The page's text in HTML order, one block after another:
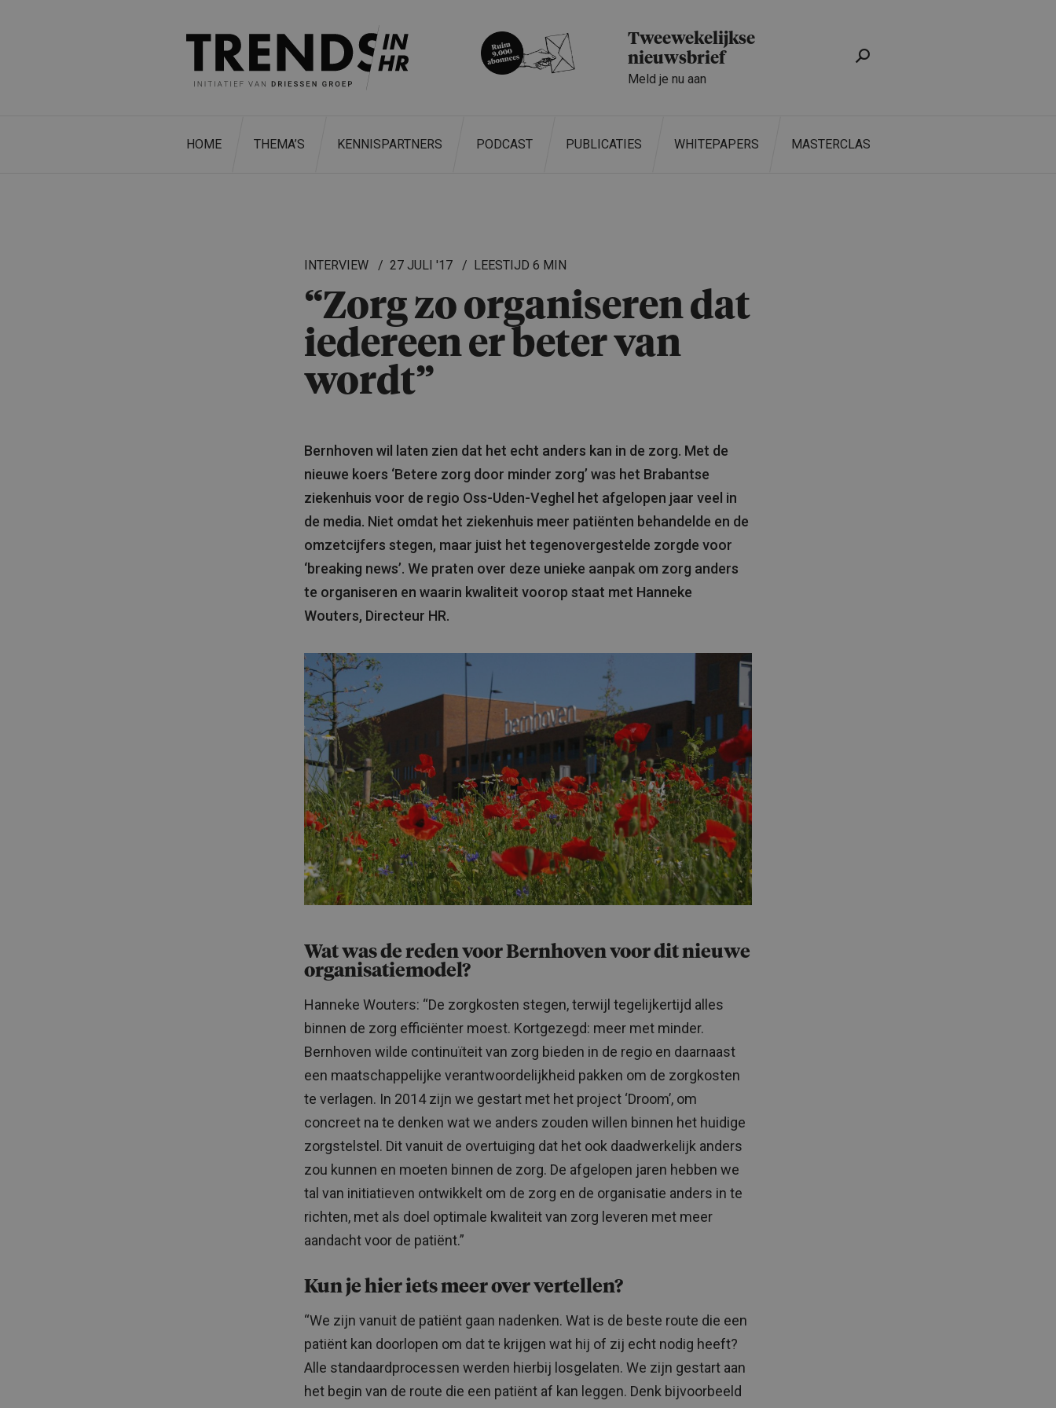
Tweewekelijkse
nieuwsbrief
Meld je nu aan
HOME THEMA’S KENNISPARTNERS PODCAST PUBLICATIES WHITEPAPERS MASTERCLASS
INTERVIEW 27 JULI '17 6 MIN
“Zorg zo organiseren dat
iedereen er beter van
wordt”
Bernhoven wil laten zien dat het echt anders kan in de zorg. Met de
nieuwe koers ‘Betere zorg door minder zorg’ was het Brabantse
ziekenhuis voor de regio Oss-Uden-Veghel het afgelopen jaar veel in
de media. Niet omdat het ziekenhuis meer patiënten behandelde en de
omzetcijfers stegen, maar juist het tegenovergestelde zorgde voor
‘breaking news’. We praten over deze unieke aanpak om zorg anders
te organiseren en waarin kwaliteit voorop staat met Hanneke
Wouters, Directeur HR.
Wat was de reden voor Bernhoven voor dit nieuwe
organisatiemodel?
Hanneke Wouters: “De zorgkosten stegen, terwijl tegelijkertijd alles
binnen de zorg efficiënter moest. Kortgezegd: meer met minder.
Bernhoven wilde continuïteit van zorg bieden in de regio en daarnaast
een maatschappelijke verantwoordelijkheid pakken om de zorgkosten
te verlagen. In 2014 zijn we gestart met het project ‘Droom’, om
concreet na te denken wat we anders zouden willen binnen het huidige
zorgstelstel. Dit vanuit de overtuiging dat het ook daadwerkelijk anders
zou kunnen en moeten binnen de zorg. De afgelopen jaren hebben we
tal van initiatieven ontwikkelt om de zorg en de organisatie anders in te
richten, met als doel optimale kwaliteit van zorg leveren met meer
aandacht voor de patiënt.”
Kun je hier iets meer over vertellen?
“We zijn vanuit de patiënt gaan nadenken. Wat is de beste route die een
patiënt kan doorlopen om dat te krijgen wat hij of zij echt nodig heeft?
Alle standaardprocessen werden hierbij losgelaten. We zijn gestart aan
het begin van de route die een patiënt af kan leggen. Denk bijvoorbeeld